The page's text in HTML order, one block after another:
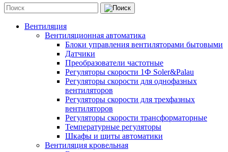
Вентиляция
Вентиляционная автоматика
Блоки управления вентиляторами бытовыми
Датчики
Преобразователи частотные
Регуляторы скорости 1Ф Soler&Palau
Регуляторы скорости для однофазных
вентиляторов
Регуляторы скорости для трехфазных
вентиляторов
Регуляторы скорости трансформаторные
Температурные регуляторы
Шкафы и щиты автоматики
Вентиляция кровельная